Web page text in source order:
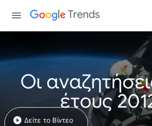
Trends
Οι
έτους
Δείτε το Βίντεο